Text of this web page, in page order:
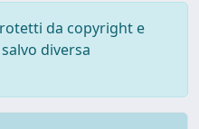
da copyright e
diversa